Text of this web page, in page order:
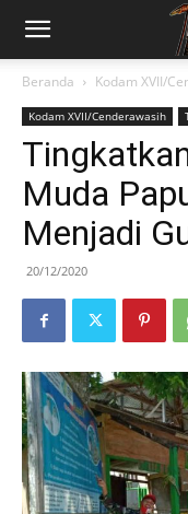
Beranda Kodam XVII/
Kodam XVII/Cenderawasih
Muda
Menjadi
20/12/2020